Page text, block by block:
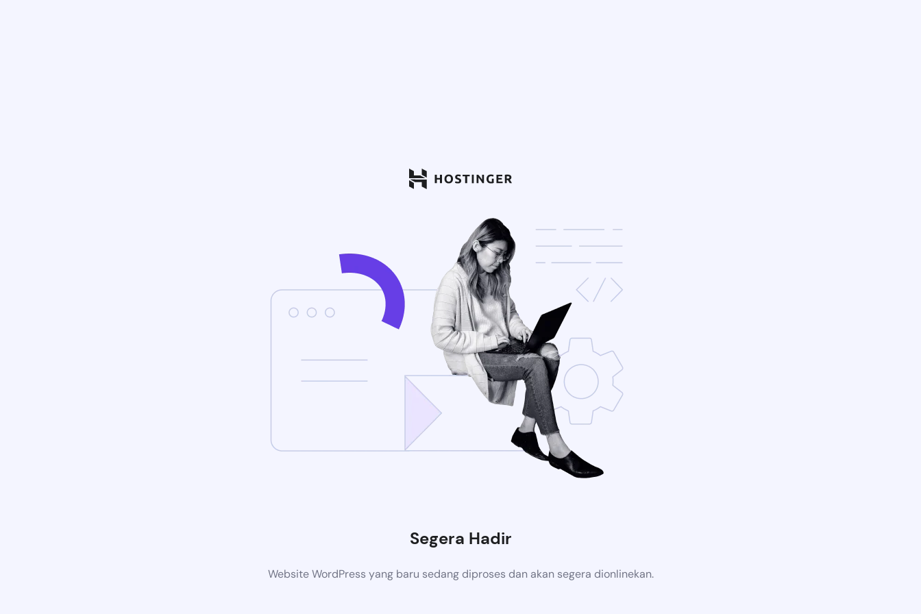
Segera Hadir
Website WordPress yang baru sedang diproses dan akan segera dionlinekan.